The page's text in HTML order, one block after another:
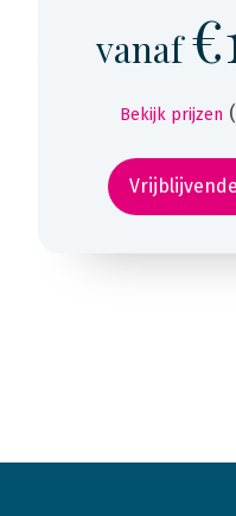
vanaf
Bekijk prijzen